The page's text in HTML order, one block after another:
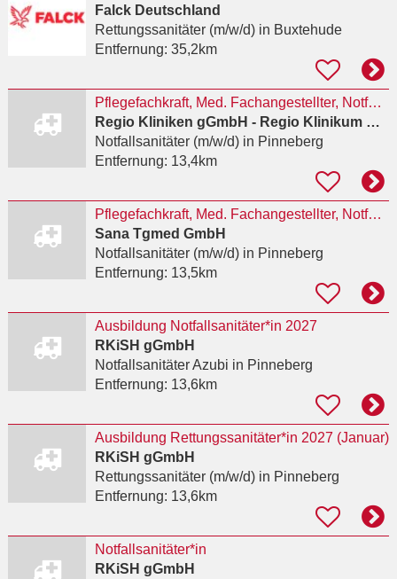
Falck Deutschland
Rettungssanitäter (m/w/d)in Buxtehude
Entfernung: 35,2km
Pflegefachkraft, Med. Fachangestellter, Notfallsanitäter (m/w/d) Notfallambulanz Pinneberg
Regio Kliniken gGmbH - Regio Klinikum Pinneberg
Notfallsanitäter (m/w/d)in Pinneberg
Entfernung: 13,4km
Pflegefachkraft, Med. Fachangestellter, Notfallsanitäter (m/w/d) Notfallambulanz Pinneberg
Sana Tgmed GmbH
Notfallsanitäter (m/w/d)in Pinneberg
Entfernung: 13,5km
Ausbildung Notfallsanitäter*in 2027
RKiSH gGmbH
Notfallsanitäter Azubi in Pinneberg
Entfernung: 13,6km
Ausbildung Rettungssanitäter*in 2027 (Januar)
RKiSH gGmbH
Rettungssanitäter (m/w/d)in Pinneberg
Entfernung: 13,6km
Notfallsanitäter*in
RKiSH gGmbH